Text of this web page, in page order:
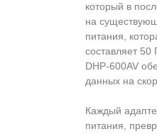
который в
на
питания,
составляет 50
DHP-600AV
данных на
Каждый
питания,